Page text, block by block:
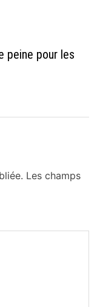
peine pour les
Les champs